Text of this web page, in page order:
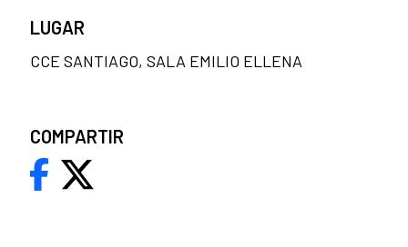
LUGAR
CCE SANTIAGO, SALA EMILIO ELLENA
COMPARTIR